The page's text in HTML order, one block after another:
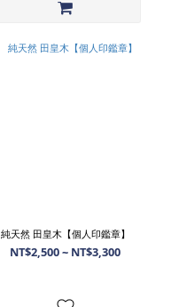
純天然 田皇木【個人印鑑章】
NT$2,500 ~ NT$3,300